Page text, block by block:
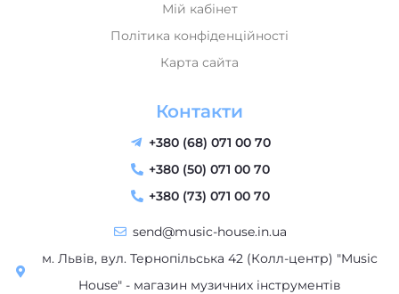
Мій кабінет
Політика конфіденційності
Карта сайта
Контакти
+380 (68) 071 00 70
+380 (50) 071 00 70
+380 (73) 071 00 70
send@music-house.in.ua
м. Львів, вул. Тернопільська 42 (Колл-центр) "Music
House" - магазин музичних інструментів